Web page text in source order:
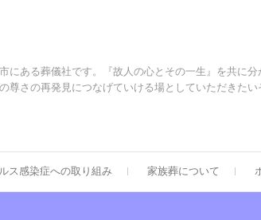
にある葬儀社です。『故人の心とその一生』を共に
尊さの再発見につなげていける場としていただきたい
ス感染症への取り組み 家族葬について